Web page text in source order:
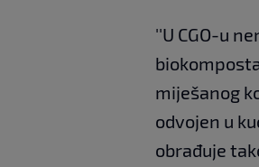
''U CGO-u
miješanog
odvojen u
obrađuje